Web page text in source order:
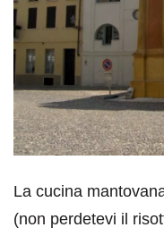
La cucina
(non perdetevi il